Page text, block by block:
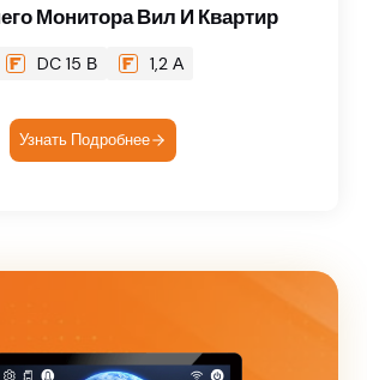
Монитора Вил И Квартир
DC 15 В 1,2 А
Узнать Подробнее